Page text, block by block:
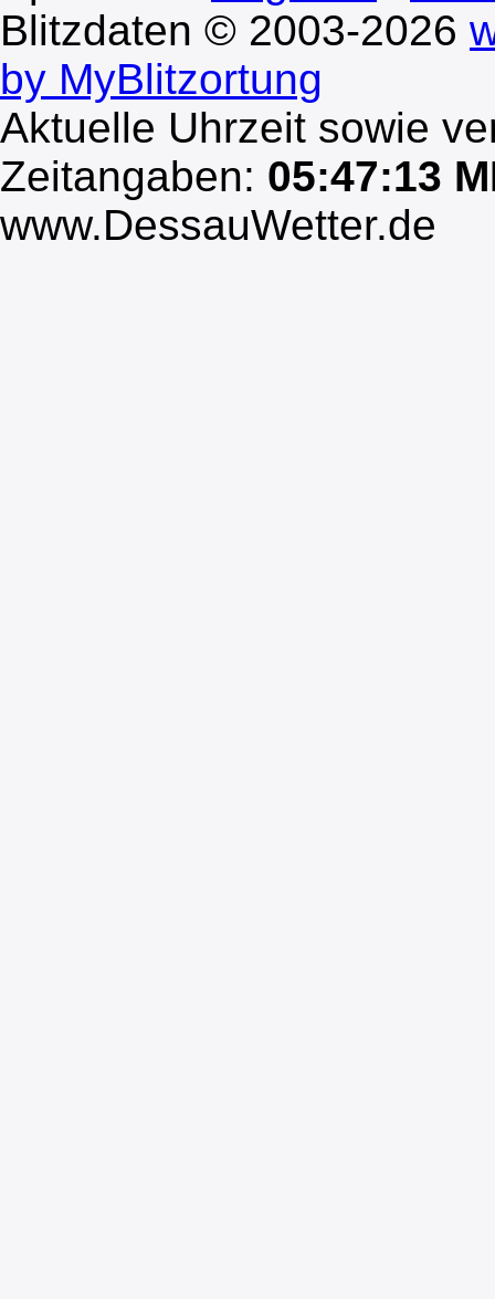
Blitzdaten © 2003-2026
by MyBlitzortung
Aktuelle Uhrzeit sowie
Zeitangaben: 05:47:13
www.DessauWetter.de